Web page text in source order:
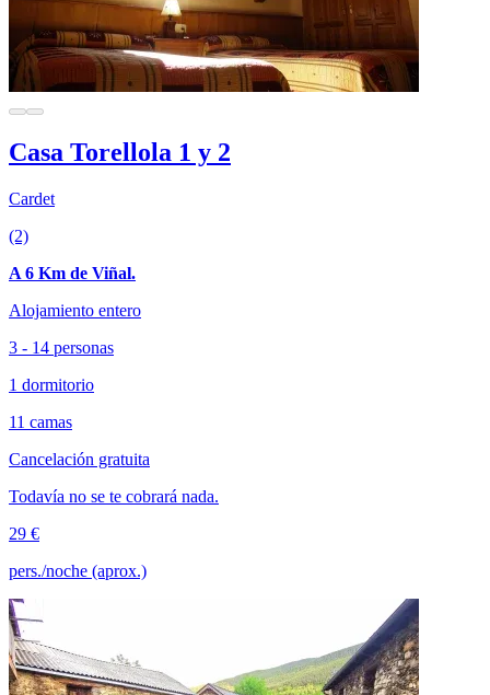
Casa Torellola 1 y 2
Cardet
(2)
A 6 Km de Viñal.
Alojamiento entero
3 - 14 personas
1 dormitorio
11 camas
Cancelación gratuita
Todavía no se te cobrará nada.
29 €
pers./noche (aprox.)